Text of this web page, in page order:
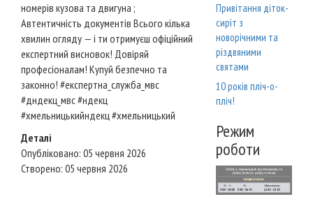
номерів кузова та двигуна ;
Автентичність документів Всього кілька
хвилин огляду — і ти отримуєш офіційний
експертний висновок! Довіряй
професіоналам! Купуй безпечно та
законно! #експертна_служба_мвс
#дндекц_мвс #ндекц
#хмельницькийндекц #хмельницький
Деталі
Опубліковано: 05 червня 2026
Створено: 05 червня 2026
Привітання діток-
сиріт з
новорічними та
різдвяними
святами
10 років пліч-о-
пліч!
Режим
роботи